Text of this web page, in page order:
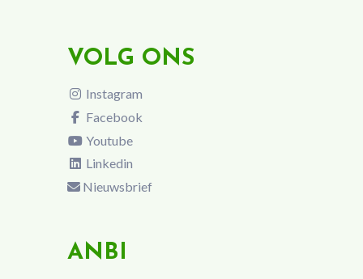
VOLG ONS
Instagram
Facebook
Youtube
Linkedin
Nieuwsbrief
ANBI